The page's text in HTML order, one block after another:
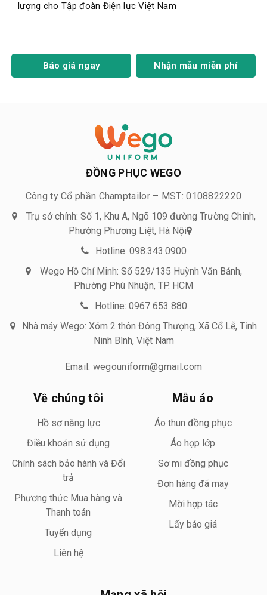
lượng cho Tập đoàn Điện lực Việt Nam
Báo giá ngay Nhận mẫu miễn phí
ĐỒNG PHỤC WEGO
Công ty Cổ phần Champtailor – MST: 0108822220
Trụ sở chính: Số 1, Khu A, Ngõ 109 đường Trường Chinh,
Phường Phương Liệt, Hà Nội
Hotline: 098.343.0900
Wego Hồ Chí Minh: Số 529/135 Huỳnh Văn Bánh,
Phường Phú Nhuận, TP. HCM
Hotline: 0967 653 880
Nhà máy Wego: Xóm 2 thôn Đông Thượng, Xã Cổ Lễ, Tỉnh
Ninh Bình, Việt Nam
Email: wegouniform@gmail.com
Về chúng tôi
Hồ sơ năng lực
Điều khoản sử dụng
Chính sách bảo hành và Đổi
trả
Phương thức Mua hàng và
Thanh toán
Tuyển dụng
Liên hệ
Mẫu áo
Áo thun đồng phục
Áo họp lớp
Sơ mi đồng phục
Đơn hàng đã may
Mời hợp tác
Lấy báo giá